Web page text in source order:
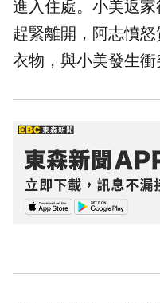
進入住處。小美返
趕緊離開，阿志憤
衣物，與小美發生衝